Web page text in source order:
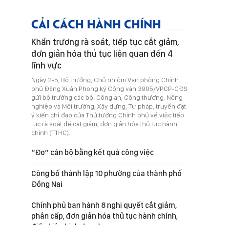
CẢI CÁCH HÀNH CHÍNH
Khẩn trương rà soát, tiếp tục cắt giảm,
đơn giản hóa thủ tục liên quan đến 4
lĩnh vực
Ngày 2-5, Bộ trưởng, Chủ nhiệm Văn phòng Chính
phủ Đặng Xuân Phong ký Công văn 3905/VPCP-CĐS
gửi bộ trưởng các bộ: Công an, Công thương, Nông
nghiệp và Môi trường, Xây dựng, Tư pháp, truyền đạt
ý kiến chỉ đạo của Thủ tướng Chính phủ về việc tiếp
tục rà soát để cắt giảm, đơn giản hóa thủ tục hành
chính (TTHC).
“Đo” cán bộ bằng kết quả công việc
Công bố thành lập 10 phường của thành phố
Đồng Nai
Chính phủ ban hành 8 nghị quyết cắt giảm,
phân cấp, đơn giản hóa thủ tục hành chính,